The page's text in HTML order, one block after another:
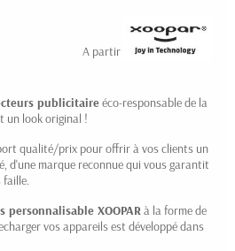
A partir de7.95 € HT
publicitaireéco-responsable de la
un look original !
qualité/prix pour offrir à vos clients un
d'une marque reconnue qui vous garantit
XOOPAR à la forme de
vos appareils est développé dans